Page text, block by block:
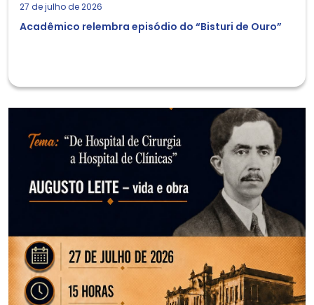
27 de julho de 2026
Acadêmico relembra episódio do “Bisturi de Ouro”